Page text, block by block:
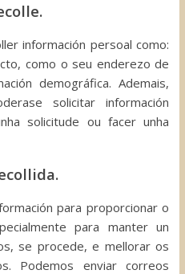
información persoal como:
como o seu enderezo de
demográfica. Ademais,
solicitar información
solicitude ou facer unha
para proporcionar o
para manter un
se procede, e mellorar os
Podemos enviar correos